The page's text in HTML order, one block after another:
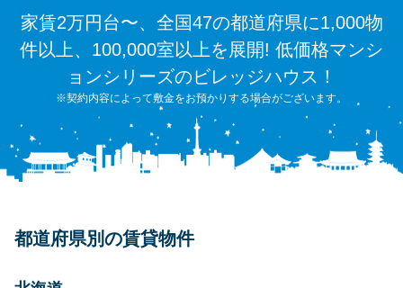
家賃2万円台〜、全国47の都道府県に1,000物
件以上、100,000室以上を展開! 低価格マンシ
ョンシリーズのビレッジハウス！
※契約内容によって敷金をお預かりする場合がございます。
都道府県別の賃貸物件